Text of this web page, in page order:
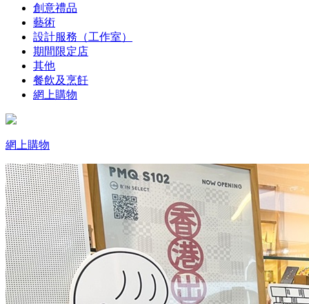
創意禮品
藝術
設計服務（工作室）
期間限定店
其他
餐飲及烹飪
網上購物
網上購物